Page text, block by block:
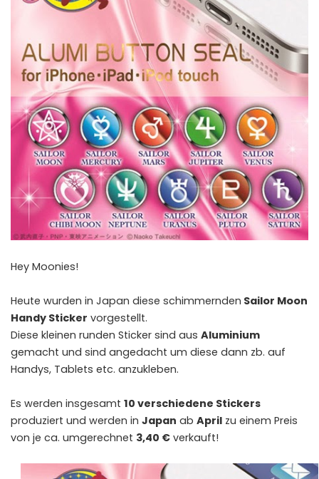
Hey Moonies!
Heute wurden in Japan diese schimmernden Sailor Moon
Handy Sticker vorgestellt.
Diese kleinen runden Sticker sind aus Aluminium
gemacht und sind angedacht um diese dann zb. auf
Handys, Tablets etc. anzukleben.
Es werden insgesamt 10 verschiedene Stickers
produziert und werden in Japan ab April zu einem Preis
von je ca. umgerechnet 3,40 € verkauft!